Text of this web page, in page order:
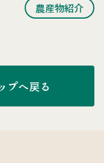
農産物紹介
プへ戻る